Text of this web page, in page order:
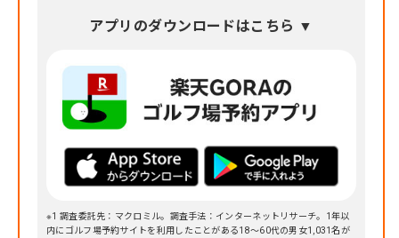
アプリのダウンロードはこちら ▼
※1 調査委託先：マクロミル。調査手法：インターネットリサーチ。1年以
内にゴルフ場予約サイトを利用したことがある18～60代の男女1,031名が